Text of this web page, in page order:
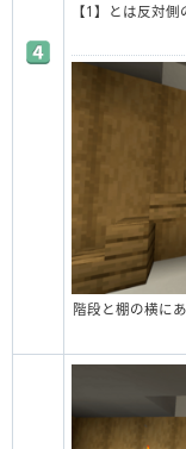
【1】とは反対側
階段と棚の横に